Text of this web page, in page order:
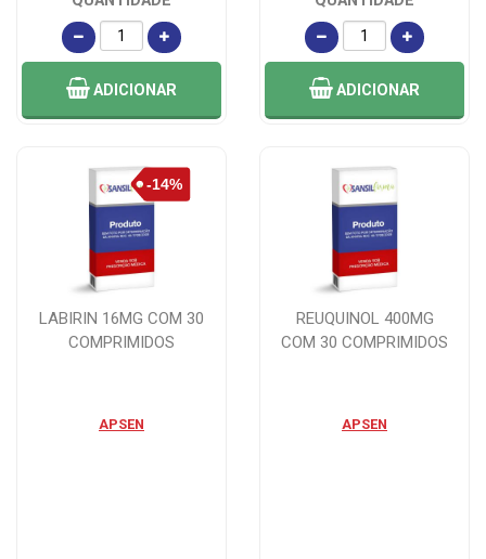
ADICIONAR ADICIONAR
LABIRIN 16MG COM 30
COMPRIMIDOS
APSEN
REUQUINOL 400MG
COM 30 COMPRIMIDOS
APSEN